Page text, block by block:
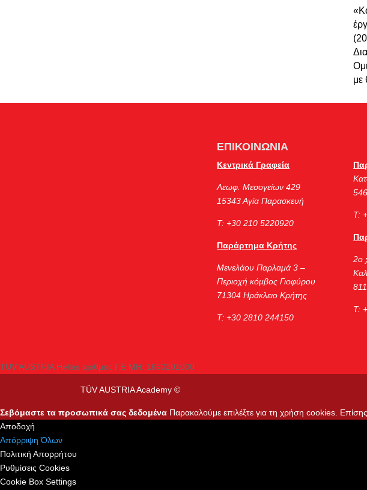
με
ΕΠΙΚΟΙΝΩΝΙΑ
Κεντρικά Γραφεία
Λεωφ. Μεσογείων 429
15343 Αγία Παρασκευή
Τ: +30 210 5220920
Παράρτημα Κρήτης
Μενελάου Παρλαμά 3 –
Περιοχή κόμβος Γιοφύρου
71304 Ηράκλειο Κρήτης
Τ: +30 2810 244150
Τ:
2ο
Τ:
TÜV AUSTRIA Hellas αριθμός Γ.Ε.ΜΗ: 1650201000
TÜV AUSTRIA Academy ©
Σεβόμαστε τα προσωπικά σας δεδομένα Παρακαλούμε επιλέξτε για τη χρήση cookies.
Αποδοχή
Απόρριψη Όλων
Πολιτική Απορρήτου
Ρυθμίσεις Cookies
Cookie Box Settings